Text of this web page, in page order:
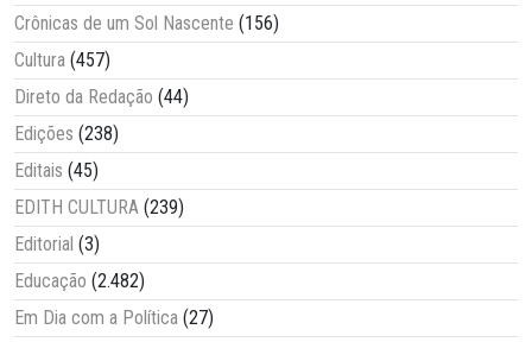
Crônicas de um Sol Nascente (156)
Cultura (457)
Direto da Redação (44)
Edições (238)
Editais (45)
EDITH CULTURA (239)
Editorial (3)
Educação (2.482)
Em Dia com a Política (27)